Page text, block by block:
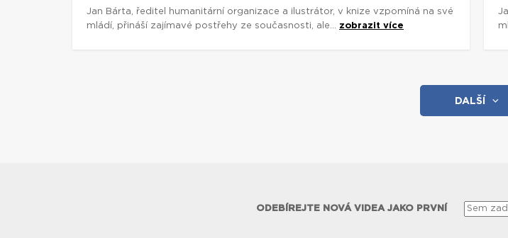
Jan Bárta, ředitel humanitární organizace a ilustrátor, v knize vzpomíná na své
mládí, přináší zajímavé postřehy ze současnosti, ale... zobrazit více
DALŠÍ
ODEBÍREJTE NOVÁ VIDEA JAKO PRVNÍ